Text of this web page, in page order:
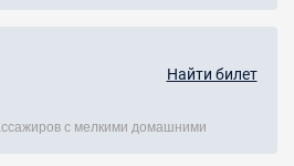
Найти билет
с мелкими домашними